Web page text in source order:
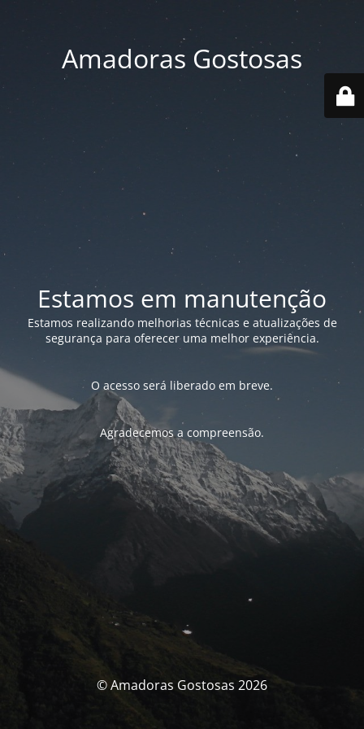
Amadoras Gostosas
Estamos em manutenção
Estamos realizando melhorias técnicas e atualizações de
segurança para oferecer uma melhor experiência.
O acesso será liberado em breve.
Agradecemos a compreensão.
© Amadoras Gostosas 2026